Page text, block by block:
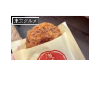
東京グルメ